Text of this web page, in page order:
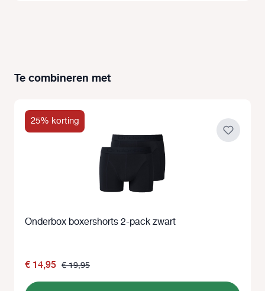
Productgalerij overslaan
Te combineren met
25% korting
Onderbox boxershorts 2-pack zwart
€ 14,95 € 19,95